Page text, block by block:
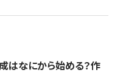
はなにから始める？作